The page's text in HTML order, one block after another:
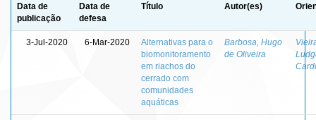
Data de
publicação
Data de
defesa
Título Autor(es)
3-Jul-2020 6-Mar-2020
Alternativas para o
biomonitoramento
em riachos do
cerrado com
comunidades
aquáticas
Barbosa, Hugo
de Oliveira